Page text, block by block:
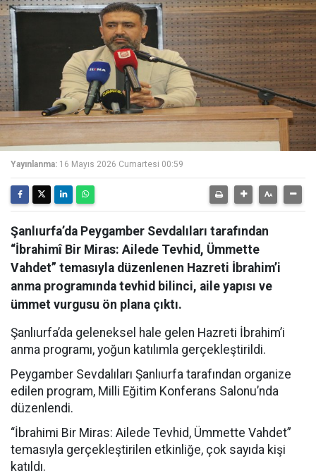
Yayınlanma: 16 Mayıs 2026 Cumartesi 00:59
Şanlıurfa’da Peygamber Sevdalıları tarafından
“İbrahimî Bir Miras: Ailede Tevhid, Ümmette
Vahdet” temasıyla düzenlenen Hazreti İbrahim’i
anma programında tevhid bilinci, aile yapısı ve
ümmet vurgusu ön plana çıktı.
Şanlıurfa’da geleneksel hale gelen Hazreti İbrahim’i
anma programı, yoğun katılımla gerçekleştirildi.
Peygamber Sevdalıları Şanlıurfa tarafından organize
edilen program, Milli Eğitim Konferans Salonu’nda
düzenlendi.
“İbrahimi Bir Miras: Ailede Tevhid, Ümmette Vahdet”
temasıyla gerçekleştirilen etkinliğe, çok sayıda kişi
katıldı.